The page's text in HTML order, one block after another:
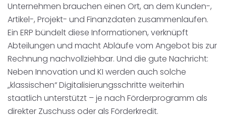
Unternehmen brauchen einen Ort, an dem Kunden-,
Artikel-, Projekt- und Finanzdaten zusammenlaufen.
Ein ERP bündelt diese Informationen, verknüpft
Abteilungen und macht Abläufe vom Angebot bis zur
Rechnung nachvollziehbar. Und die gute Nachricht:
Neben Innovation und KI werden auch solche
„klassischen“ Digitalisierungsschritte weiterhin
staatlich unterstützt – je nach Förderprogramm als
direkter Zuschuss oder als Förderkredit.